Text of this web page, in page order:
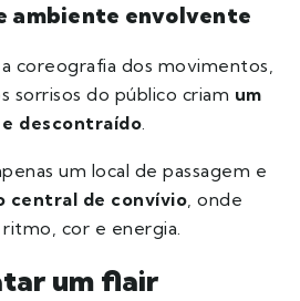
ambiente envolvente
coreografia dos movimentos,
sorrisos do público criam um
descontraído.
um local de passagem e
central de convívio, onde
cor e energia.
um flair